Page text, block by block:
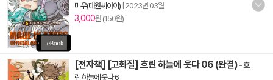
미우(대원씨아이) 2023년 03월
3,000원 (150원)
[전자책] [고화질] 흐린 하늘에 웃다 06 (완결) -흐
린 하늘에 웃다 6